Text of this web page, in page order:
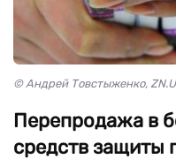
© Андрей Товстыженко,
Перепродажа в
средств защиты